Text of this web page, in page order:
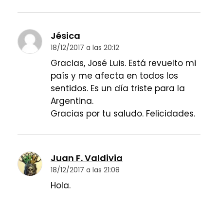
Jésica
18/12/2017 a las 20:12
Gracias, José Luis. Está revuelto mi
país y me afecta en todos los
sentidos. Es un día triste para la
Argentina.
Gracias por tu saludo. Felicidades.
Juan F. Valdivia
18/12/2017 a las 21:08
Hola.